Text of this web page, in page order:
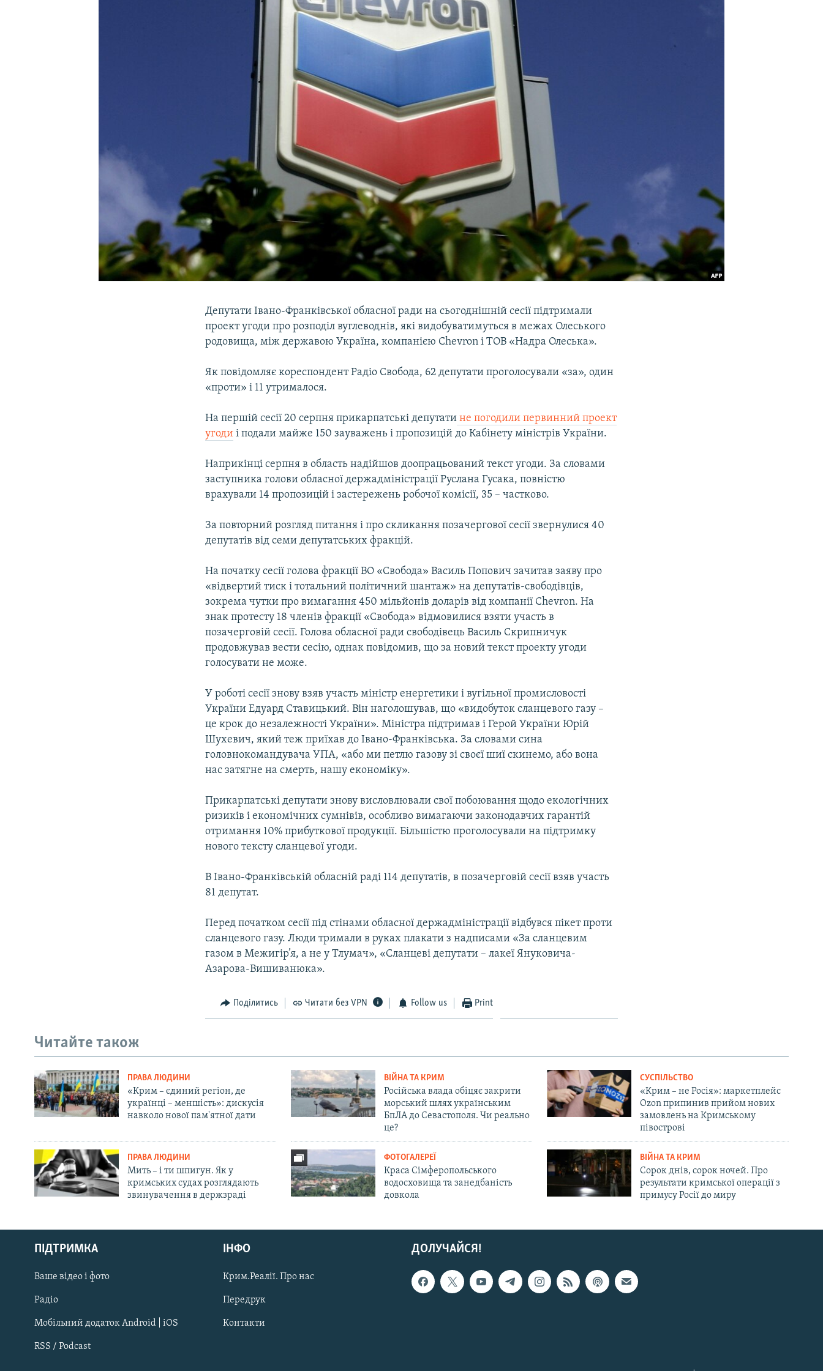
Русский
Qırımtatar
ДОЛУЧАЙСЯ!
Депутати Івано-Франківської обласної ради на сьогоднішній сесії підтримали
проект угоди про розподіл вуглеводнів, які видобуватимуться в межах Олеського
родовища, між державою Україна, компанією Chevron і ТОВ «Надра Олеська».
Як повідомляє кореспондент Радіо Свобода, 62 депутати проголосували «за», один
«проти» і 11 утрималося.
На першій сесії 20 серпня прикарпатські депутати не погодили первинний проект
угоди і подали майже 150 зауважень і пропозицій до Кабінету міністрів України.
Наприкінці серпня в область надійшов доопрацьований текст угоди. За словами
заступника голови обласної держадміністрації Руслана Гусака, повністю
врахували 14 пропозицій і застережень робочої комісії, 35 – частково.
За повторний розгляд питання і про скликання позачергової сесії звернулися 40
депутатів від семи депутатських фракцій.
На початку сесії голова фракції ВО «Свобода» Василь Попович зачитав заяву про
«відвертий тиск і тотальний політичний шантаж» на депутатів-свободівців,
зокрема чутки про вимагання 450 мільйонів доларів від компанії Chevron. На
знак протесту 18 членів фракції «Свобода» відмовилися взяти участь в
позачерговій сесії. Голова обласної ради свободівець Василь Скрипничук
продовжував вести сесію, однак повідомив, що за новий текст проекту угоди
голосувати не може.
У роботі сесії знову взяв участь міністр енергетики і вугільної промисловості
України Едуард Ставицький. Він наголошував, що «видобуток сланцевого газу –
це крок до незалежності України». Міністра підтримав і Герой України Юрій
Шухевич, який теж приїхав до Івано-Франківська. За словами сина
головнокомандувача УПА, «або ми петлю газову зі своєї шиї скинемо, або вона
нас затягне на смерть, нашу економіку».
Прикарпатські депутати знову висловлювали свої побоювання щодо екологічних
ризиків і економічних сумнівів, особливо вимагаючи законодавчих гарантій
отримання 10% прибуткової продукції. Більшістю проголосували на підтримку
нового тексту сланцевої угоди.
В Івано-Франківській обласній раді 114 депутатів, в позачерговій сесії взяв участь
81 депутат.
Перед початком сесії під стінами обласної держадміністрації відбувся пікет проти
сланцевого газу. Люди тримали в руках плакати з надписами «За сланцевим
газом в Межигір’я, а не у Тлумач», «Сланцеві депутати – лакеї Януковича-
Азарова-Вишиванюка».
Поділитись Читати без VPN Follow us Print
Читайте також
ПРАВА ЛЮДИНИ
«Крим – єдиний регіон, де
українці – меншість»: дискусія
навколо нової пам'ятної дати
ВІЙНА ТА КРИМ
Російська влада обіцяє закрити
морський шлях українським
БпЛА до Севастополя. Чи реально
це?
СУСПІЛЬСТВО
«Крим – не Росія»: маркетплейс
Ozon припинив прийом нових
замовлень на Кримському
півострові
ПРАВА ЛЮДИНИ
Мить – і ти шпигун. Як у
кримських судах розглядають
звинувачення в держзраді
ФОТОГАЛЕРЕЇ
Краса Сімферопольського
водосховища та занедбаність
довкола
ВІЙНА ТА КРИМ
Сорок днів, сорок ночей. Про
результати кримської операції з
примусу Росії до миру
ДОЛУЧАЙСЯ!
ПІДТРИМКА
Ваше відео і фото
Радіо
Мобільний додаток Android | iOS
RSS / Podcast
ІНФО
Крим.Реалії. Про нас
Передрук
Контакти